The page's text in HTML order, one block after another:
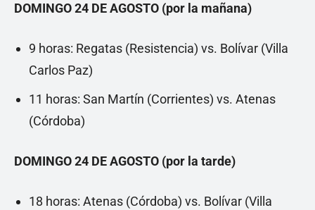
DOMINGO 24 DE AGOSTO (por la mañana)
9 horas: Regatas (Resistencia) vs. Bolívar (Villa
Carlos Paz)
11 horas: San Martín (Corrientes) vs. Atenas
(Córdoba)
DOMINGO 24 DE AGOSTO (por la tarde)
18 horas: Atenas (Córdoba) vs. Bolívar (Villa